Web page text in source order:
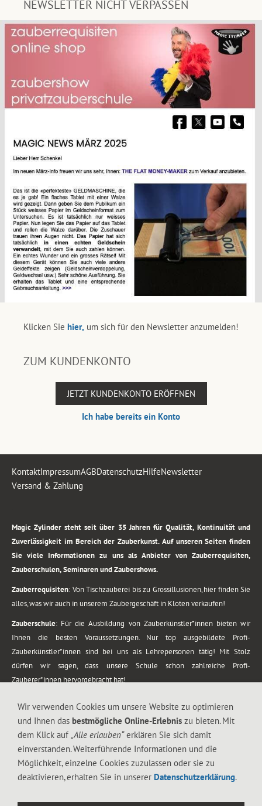
NEWSLETTER NICHT VERPASSEN
Klicken Sie hier, um sich für den Newsletter anzumelden!
ZUM KUNDENKONTO
JETZT KUNDENKONTO ERÖFFNEN
Ich habe bereits ein Konto
KontaktImpressumAGBDatenschutzHilfeNewsletter
Versand & Zahlung
Magic Zylinder steht seit über 35 Jahren für Qualität, Kontinuität und
Zuverlässigkeit im Bereich der Zauberkunst. Auf unseren Seiten finden
Sie viele Informationen zu uns als Anbieter von Zauberrequisiten,
Zauberschulen, Seminaren und Zaubershows.
Zauberrequisiten: Von Tischzauberei bis zu Grossillusionen, hier finden Sie
alles, was wir auch in unserem Zaubergeschäft in Kloten verkaufen!
Zauberschule: Für die Ausbildung von Zauberkünstler*innen bieten wir
Ihnen die besten Voraussetzungen. Nur top ausgebildete Profi-
Zauberkünstler*innen sind bei uns als Lehrepersonen tätig! Mit Stolz
dürfen wir sagen, dass unsere Schule schon zahlreiche Profi-
Zauberer*innen hervorgebracht hat!
vom Kinderprogramm bis zur Tischzauberei. Lassen Sie sich faszinieren von
meiner Zauber-Sprech-Show, angerührt mit sprachlichen Sequenzen,
gewürzt mit Gags und visuellen Illusionen wie Kaninchen, Vasen, Seilen,
Wir verwenden Cookies um unsere Website zu optimieren
und Ihnen das bestmögliche Online-Erlebnis zu bieten. Mit
dem Klick auf „Alle erlauben“erklären Sie sich damit
einverstanden. Weiterführende Informationen und die
Möglichkeit, einzelne Cookies zuzulassen oder sie zu
deaktivieren, erhalten Sie in unserer Datenschutzerklärung.